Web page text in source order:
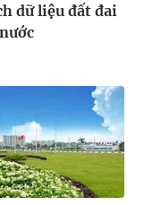
dữ liệu đất đai